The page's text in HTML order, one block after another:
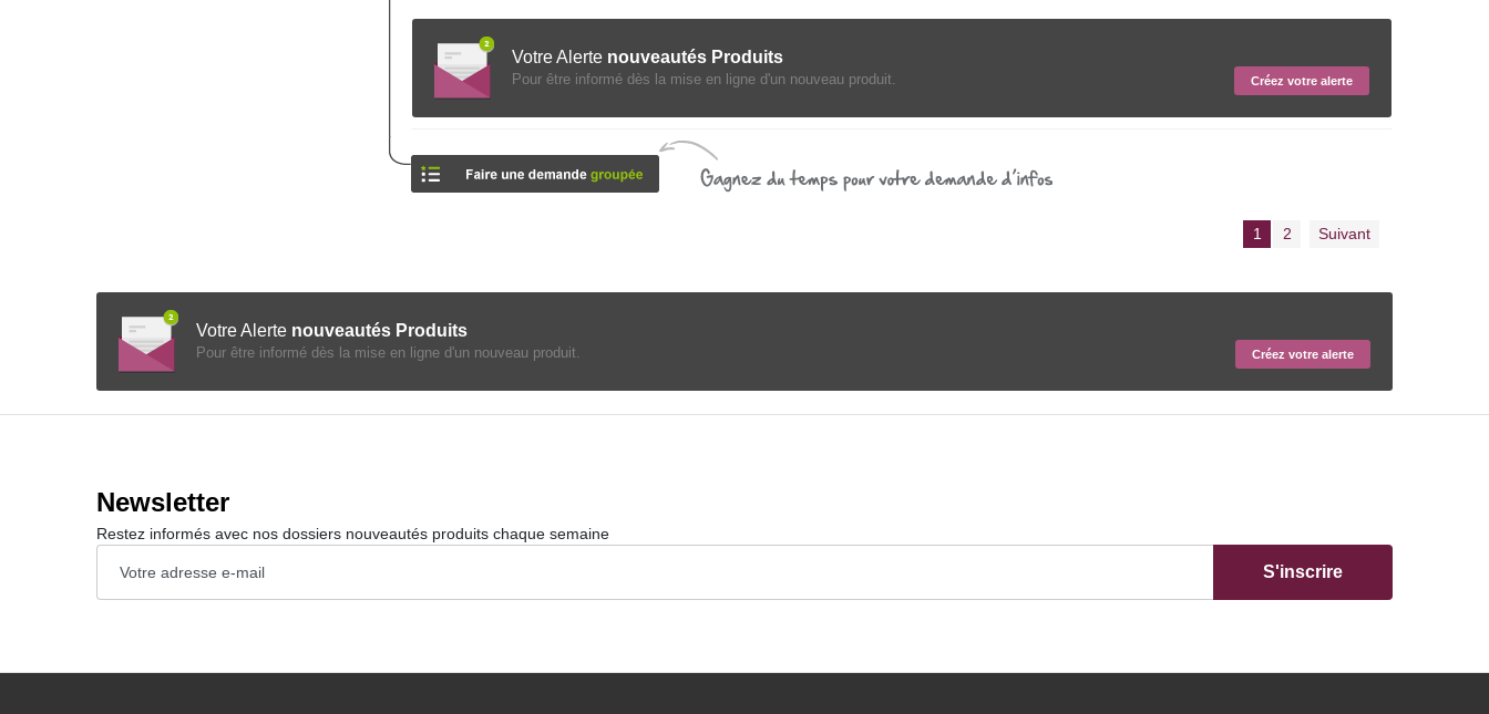
Votre Alerte nouveautés Produits
Pour être informé dès la mise en ligne d'un nouveau produit. Créez votre alerte
1 2 Suivant
Votre Alerte nouveautés Produits
Pour être informé dès la mise en ligne d'un nouveau produit. Créez votre alerte
Newsletter
Restez informés avec nos dossiers nouveautés produits chaque semaine
S'inscrire